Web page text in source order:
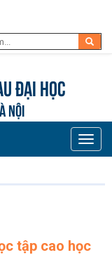
đại học
NỘI
Toggle
tập cao học